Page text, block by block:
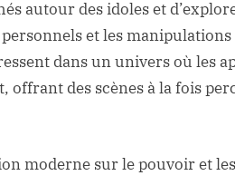
autour des idoles et
et les
dans un univers où les
offrant des scènes à la fois
moderne sur le pouvoir et